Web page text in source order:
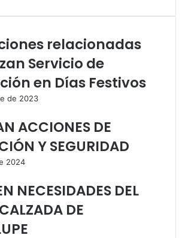
relacionadas
Servicio de
en Días Festivos
de 2023
ACCIONES DE
Y SEGURIDAD
2024
NECESIDADES DEL
DE